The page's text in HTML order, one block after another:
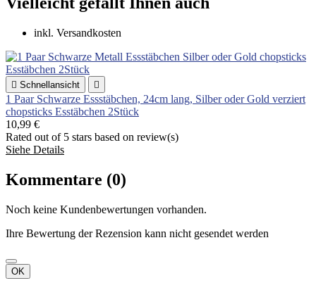
inkl. Versandkosten
 Schnellansicht 
1 Paar Schwarze Essstäbchen, 24cm lang, Silber oder Gold verziert
chopsticks Esstäbchen 2Stück
10,99 €
Rated out of 5 stars based on review(s)
Siehe Details
Kommentare (0)
Noch keine Kundenbewertungen vorhanden.
Ihre Bewertung der Rezension kann nicht gesendet werden
OK